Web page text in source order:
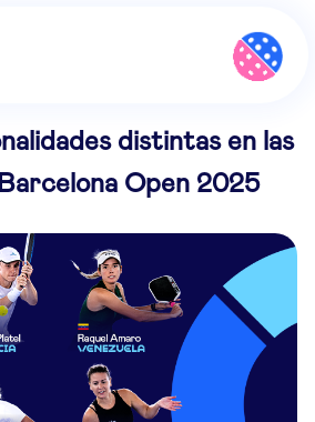
distintas en las
Open 2025